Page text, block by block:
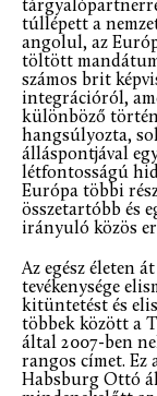
túllépett a
angolul, az
töltött
számos brit
integrációról,
különböző
hangsúlyozta,
álláspontjával
létfontosságú
Európa többi
összetartóbb és
irányuló közös
Az egész életen
tevékenysége
kitüntetést és
többek között a
által 2007-ben
rangos címet. Ez
Habsburg Ottó